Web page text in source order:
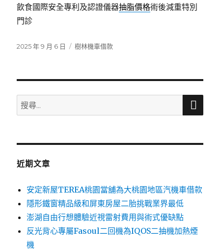
飲食國際安全專利及認證儀器抽脂價格術後減重特別
門診
發
2025 年 9 月 6 日
分
樹林機車借款
搜
尋
鍵
搜
近期文章
安定新屋TEREA桃園當舖為大桃園地區汽機車借款
隱形鐵窗精品級和屏東房屋二胎挑戰業界最低
澎湖自由行想體驗近視雷射費用與術式優缺點
反光背心專屬Fasoul二回機為IQOS二抽機加熱煙
機